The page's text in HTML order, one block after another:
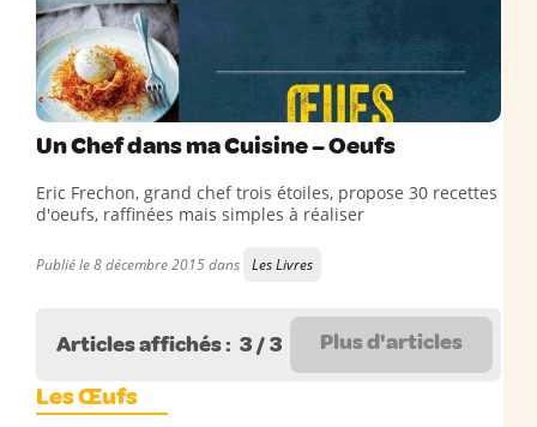
Un Chef dans ma Cuisine – Oeufs
Eric Frechon, grand chef trois étoiles, propose 30 recettes
d'oeufs, raffinées mais simples à réaliser
Publié le 8 décembre 2015 dans Les Livres
Articles affichés : 3/3 Plus d'articles
Les Œufs